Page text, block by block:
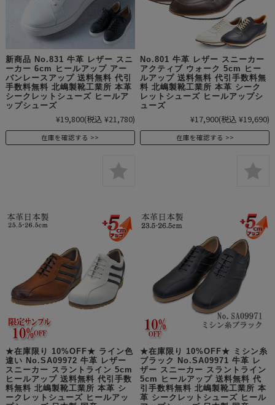
新商品 No.831 牛革 レザー スニ
ーカー 6cm ヒールアップ アー
バンレースアップ 送料無料 代引
手数料無料 北嶋製靴工業所 本革
シークレットシューズ ヒールア
ップシューズ
¥19,800(税込 ¥21,780)
在庫を確認する
No.801 牛革 レザー スニーカー
アクティブ ウォーク 5cm ヒー
ルアップ 送料無料 代引手数料無
料 北嶋製靴工業所 本革 シーク
レットシューズ ヒールアップシ
ューズ
¥17,900(税込 ¥19,690)
在庫を確認する
★在庫限り 10%OFF★ ライン色
違い No.SA09972 牛革 レザー
スニーカー スラントライン 5cm
ヒールアップ 送料無料 代引手数
料無料 北嶋製靴工業所 本革 シ
ークレットシューズ ヒールアッ
★在庫限り 10%OFF★ ミシン糸
ブラック No.SA09971 牛革 レ
ザー スニーカー スラントライン
5cm ヒールアップ 送料無料 代
引手数料無料 北嶋製靴工業所 本
革 シークレットシューズ ヒール